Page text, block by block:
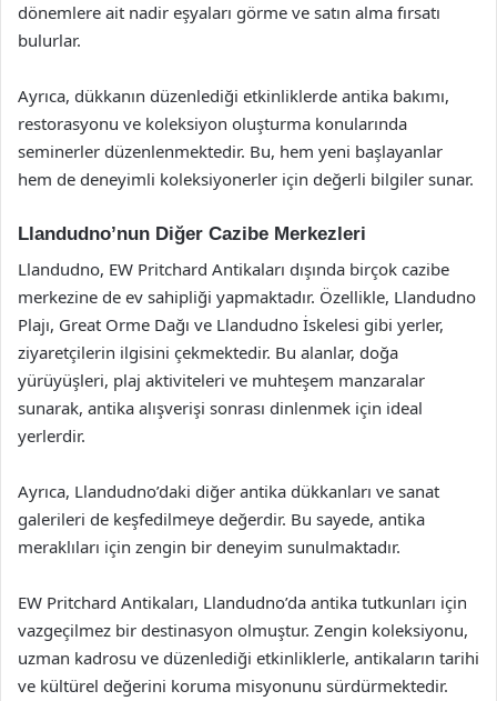
dönemlere ait nadir eşyaları görme ve satın alma fırsatı
bulurlar.
Ayrıca, dükkanın düzenlediği etkinliklerde antika bakımı,
restorasyonu ve koleksiyon oluşturma konularında
seminerler düzenlenmektedir. Bu, hem yeni başlayanlar
hem de deneyimli koleksiyonerler için değerli bilgiler sunar.
Llandudno’nun Diğer Cazibe Merkezleri
Llandudno, EW Pritchard Antikaları dışında birçok cazibe
merkezine de ev sahipliği yapmaktadır. Özellikle, Llandudno
Plajı, Great Orme Dağı ve Llandudno İskelesi gibi yerler,
ziyaretçilerin ilgisini çekmektedir. Bu alanlar, doğa
yürüyüşleri, plaj aktiviteleri ve muhteşem manzaralar
sunarak, antika alışverişi sonrası dinlenmek için ideal
yerlerdir.
Ayrıca, Llandudno’daki diğer antika dükkanları ve sanat
galerileri de keşfedilmeye değerdir. Bu sayede, antika
meraklıları için zengin bir deneyim sunulmaktadır.
EW Pritchard Antikaları, Llandudno’da antika tutkunları için
vazgeçilmez bir destinasyon olmuştur. Zengin koleksiyonu,
uzman kadrosu ve düzenlediği etkinliklerle, antikaların tarihi
ve kültürel değerini koruma misyonunu sürdürmektedir.